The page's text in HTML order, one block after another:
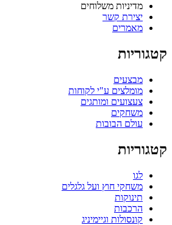
מדיניות משלוחים
יצירת קשר
מאמרים
קטגוריות
מבצעים
מומלצים ע"י לקוחות
צעצועים ומותגים
משחקים
עולם הבובות
קטגוריות
לגו
משחקי חוץ ועל גלגלים
תינוקות
הרכבות
קונסולות וגיימיניג